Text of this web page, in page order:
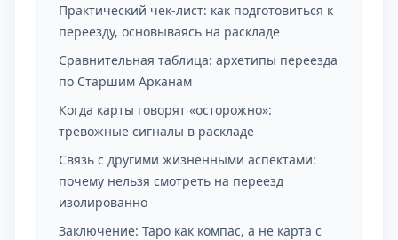
Практический чек-лист: как подготовиться к
переезду, основываясь на раскладе
Сравнительная таблица: архетипы переезда
по Старшим Арканам
Когда карты говорят «осторожно»:
тревожные сигналы в раскладе
Связь с другими жизненными аспектами:
почему нельзя смотреть на переезд
изолированно
Заключение: Таро как компас, а не карта с